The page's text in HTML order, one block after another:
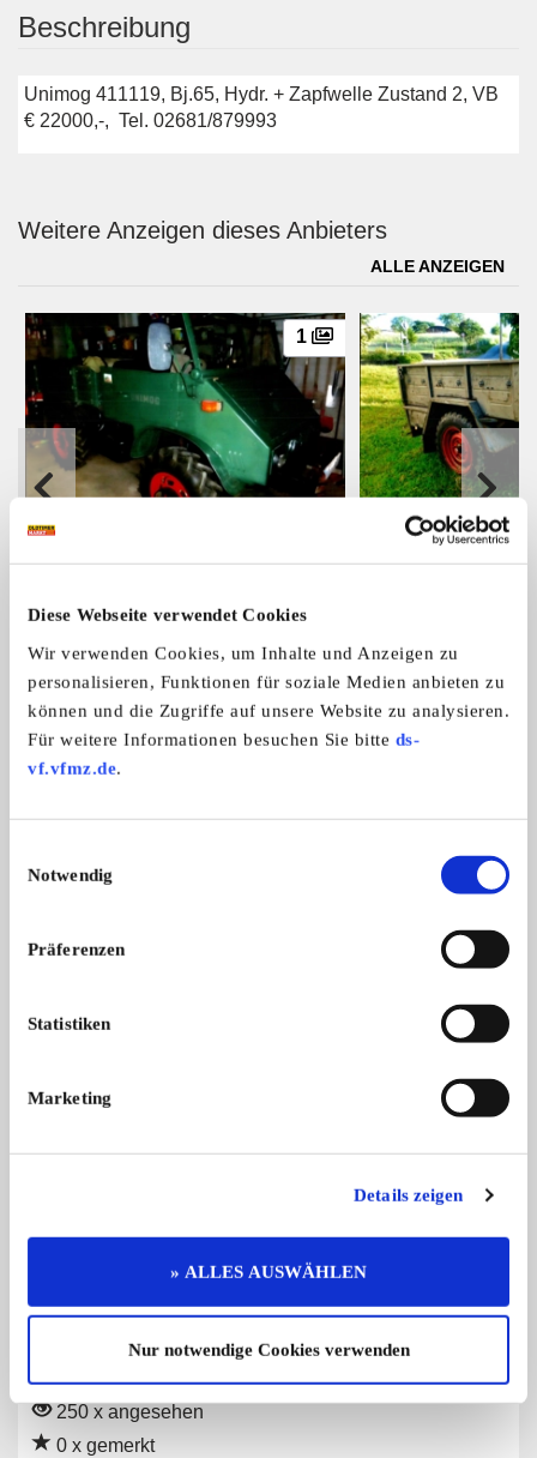
Diese Webseite verwendet Cookies
Wir verwenden Cookies, um Inhalte und Anzeigen zu
personalisieren, Funktionen für soziale Medien anbieten zu
können und die Zugriffe auf unsere Website zu analysieren.
Für weitere Informationen besuchen Sie bitte ds-
vf.vfmz.de.
Notwendig
Präferenzen
Statistiken
Marketing
Details zeigen
» ALLES AUSWÄHLEN
Nur notwendige Cookies verwenden
Beschreibung
Unimog 411119, Bj.65, Hydr. + Zapfwelle Zustand 2, VB
€ 22000,-, Tel. 02681/879993
Weitere Anzeigen dieses Anbieters
ALLE ANZEIGEN
1
Unimog
Unimog 411119, Bj.65, Hydr. + Zapfwe
22.000,- €
Anhänger
Bundeswehr
Das könnte Sie auch interessieren
ALLE ANZEIGEN
Fahr KT 100, Bj. 55, mit Planierschi ...
Steyr 8160
Steyr Modell Traktor
Diese Anzeige empfehlen
250 x angesehen
0 x gemerkt